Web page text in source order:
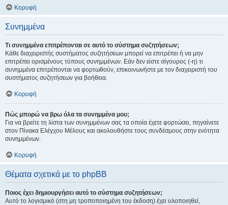
Κορυφή
Συνημμένα
Τι συνημμένα επιτρέπονται σε αυτό το σύστημα συζητήσεων;
Κάθε διαχειριστής συστήματος συζητήσεων μπορεί να επιτρέπει ή να μην
επιτρέπει ορισμένους τύπους συνημμένων. Εάν δεν είστε σίγουρος (-η) τι
συνημμένα επιτρέπονται να φορτωθούν, επικοινωνήστε με τον διαχειριστή του
συστήματος συζητήσεων για βοήθεια.
Κορυφή
Πώς μπορώ να βρω όλα τα συνημμένα μου;
Για να βρείτε τη λίστα των συνημμένων σας τα οποία έχετε φορτώσει, πηγαίνετε
στον Πίνακα Ελέγχου Μέλους και ακολουθήστε τους συνδέσμους στην ενότητα
συνημμένων.
Κορυφή
Θέματα σχετικά με το phpBB
Ποιος έχει δημιουργήσει αυτό το σύστημα συζητήσεων;
Αυτό το λογισμικό (στη μη τροποποιημένη του έκδοση) έχει υλοποιηθεί,